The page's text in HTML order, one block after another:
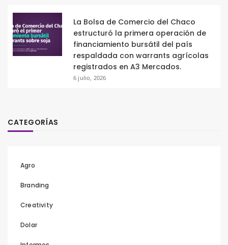
La Bolsa de Comercio del Chaco
estructuró la primera operación de
financiamiento bursátil del país
respaldada con warrants agrícolas
registrados en A3 Mercados.
6 julio, 2026
CATEGORÍAS
Agro
Branding
Creativity
Dolar